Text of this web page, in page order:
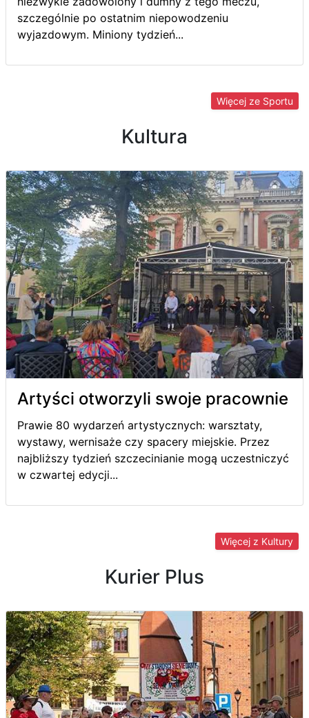
szczególnie po ostatnim niepowodzeniu
wyjazdowym. Miniony tydzień...
Więcej ze Sportu
Kultura
Artyści otworzyli swoje pracownie
Prawie 80 wydarzeń artystycznych: warsztaty,
wystawy, wernisaże czy spacery miejskie. Przez
najbliższy tydzień szczecinianie mogą uczestniczyć
w czwartej edycji...
Więcej z Kultury
Kurier Plus